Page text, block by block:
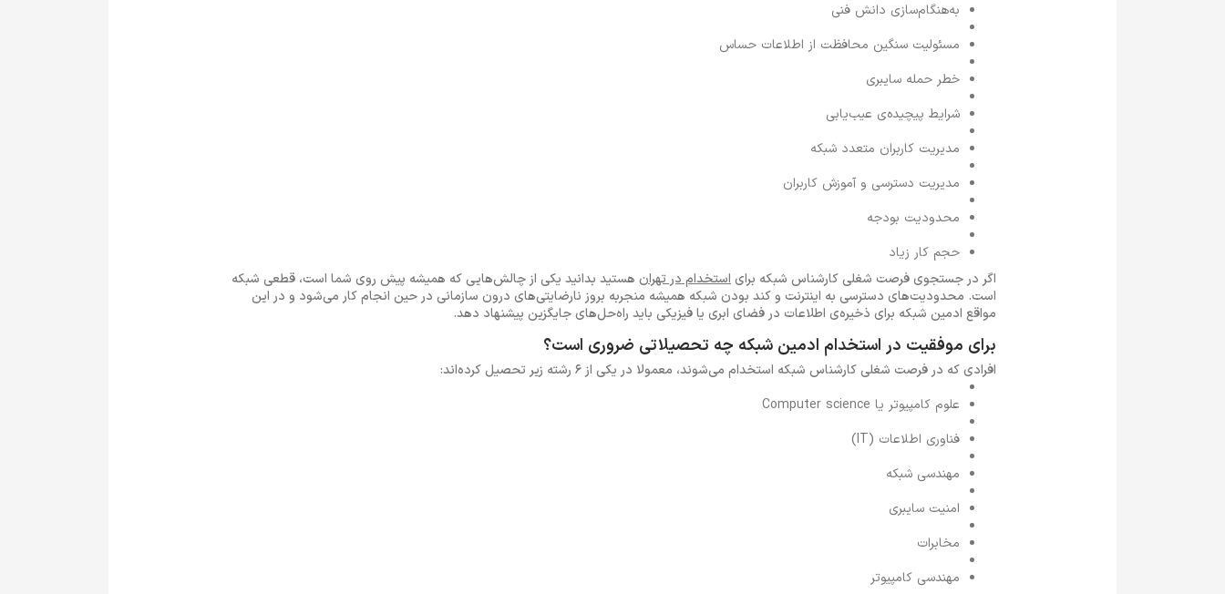
به‌هنگام‌سازی دانش فنی
مسئولیت سنگین محافظت از اطلاعات حساس
خطر حمله سایبری
شرایط پیچیده‌ی عیب‌یابی
مدیریت کاربران متعدد شبکه
مدیریت دسترسی و آموزش کاربران
محدودیت بودجه
حجم کار زیاد
اگر در جستجوی فرصت شغلی کارشناس شبکه برایاستخدام در تهران هستید بدانید یکی از چالش‌هایی که همیشه پیش روی شما است، قطعی شبکه
است. محدودیت‌های دسترسی به اینترنت و کند بودن شبکه همیشه منجربه بروز نارضایتی‌های درون سازمانی در حین انجام کار می‌شود و در این
مواقع ادمین شبکه برای ذخیره‌ی اطلاعات در فضای ابری یا فیزیکی باید راه‌حل‌های جایگزین پیشنهاد دهد.
برای موفقیت در استخدام ادمین شبکه چه تحصیلاتی ضروری است؟
افرادی که در فرصت شغلی کارشناس شبکه استخدام می‌شوند، معمولا در یکی از 6 رشته زیر تحصیل کرده‌اند:
علوم کامپیوتر یا Computer science
فناوری اطلاعات (IT)
مهندسی شبکه
امنیت سایبری
مخابرات
مهندسی کامپیوتر